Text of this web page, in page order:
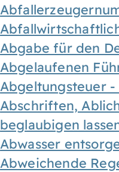
Abgabe für den
Abgelaufenen
Abgeltungsteuer
Abschriften,
beglaubigen
Abwasser
Abweichende